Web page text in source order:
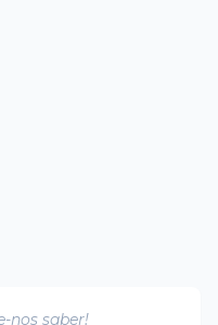
nos saber!